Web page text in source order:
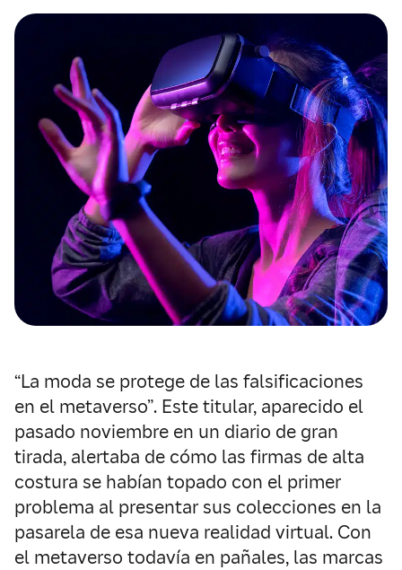
“La moda se protege de las falsificaciones
en el metaverso”. Este titular, aparecido el
pasado noviembre en un diario de gran
tirada, alertaba de cómo las firmas de alta
costura se habían topado con el primer
problema al presentar sus colecciones en la
pasarela de esa nueva realidad virtual. Con
el metaverso todavía en pañales, las marcas